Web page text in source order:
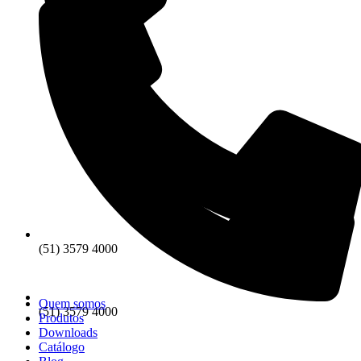
(51) 3579 4000
(51) 3579 4000
Quem somos
Produtos
Downloads
Catálogo